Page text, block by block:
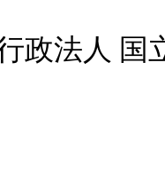
政法人 国